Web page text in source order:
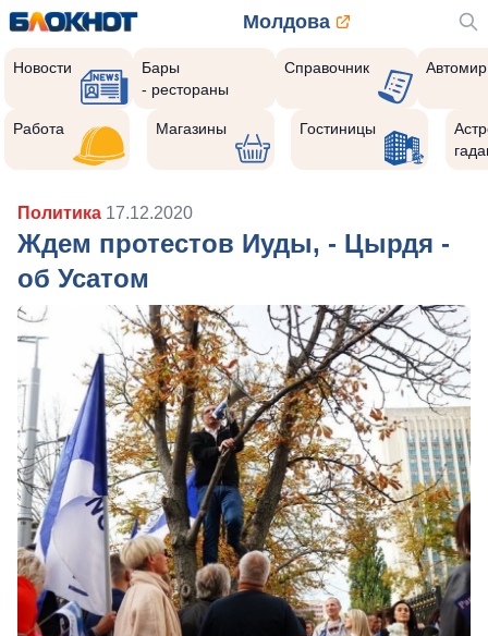
Молдова
Новости
Бары
- рестораны
Справочник Автомир
Работа Магазины Гостиницы
Политика 17.12.2020
Ждем протестов Иуды, - Цырдя -
об Усатом